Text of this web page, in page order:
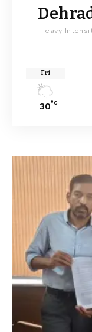
Heavy
Fri
30°C